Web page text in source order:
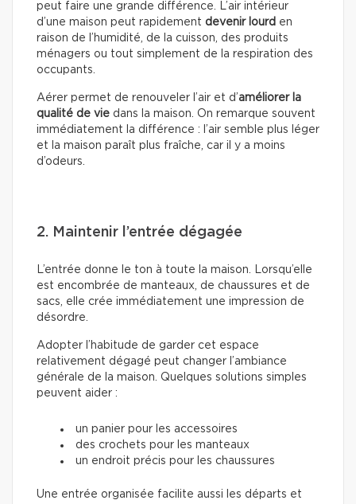
peut faire une grande différence. L’air intérieur
d’une maison peut rapidement devenir lourd en
raison de l’humidité, de la cuisson, des produits
ménagers ou tout simplement de la respiration des
occupants.
Aérer permet de renouveler l’air et d’améliorer la
qualité de vie dans la maison. On remarque souvent
immédiatement la différence : l’air semble plus léger
et la maison paraît plus fraîche, car il y a moins
d’odeurs.
2. Maintenir l’entrée dégagée
L’entrée donne le ton à toute la maison. Lorsqu’elle
est encombrée de manteaux, de chaussures et de
sacs, elle crée immédiatement une impression de
désordre.
Adopter l’habitude de garder cet espace
relativement dégagé peut changer l’ambiance
générale de la maison. Quelques solutions simples
peuvent aider :
un panier pour les accessoires
des crochets pour les manteaux
un endroit précis pour les chaussures
Une entrée organisée facilite aussi les départs et